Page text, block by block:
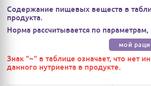
Содержание пищевых веществ в
продукта.
Норма рассчитывается по
мой
Знак "~" в таблице означает, что нет
данного нутриента в продукте.